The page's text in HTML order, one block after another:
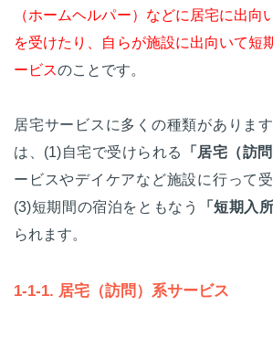
（ホームヘルパー）などに居宅に出向
を受けたり、自らが施設に出向いて短
ービスのことです。
居宅サービスに多くの種類がありま
は、(1)自宅で受けられる
「居宅（訪
ービスやデイケアなど施設に行って
(3)短期間の宿泊をともなう
「短期入
られます。
1-1-1. 居宅（訪問）系サービス